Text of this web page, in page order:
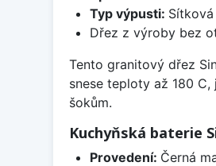
Typ výpusti:
Dřez z výroby bez
Tento granitový dřez
snese teploty až 180
šokům.
Kuchyňská baterie
Provedení: Černá